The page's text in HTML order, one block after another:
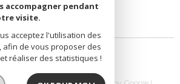
accompagner pendant
visite.
acceptez l'utilisation des
afin de vous proposer des
réaliser des statistiques !